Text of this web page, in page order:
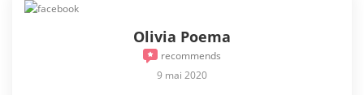
Olivia Poema
recommends
9 mai 2020